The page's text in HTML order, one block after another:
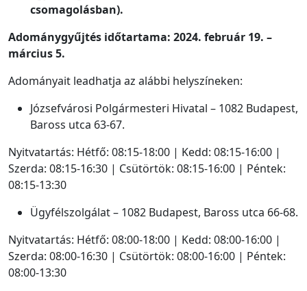
csomagolásban).
Adománygyűjtés időtartama: 2024. február 19. –
március 5.
Adományait leadhatja az alábbi helyszíneken:
Józsefvárosi Polgármesteri Hivatal – 1082 Budapest,
Baross utca 63-67.
Nyitvatartás: Hétfő: 08:15-18:00 | Kedd: 08:15-16:00 |
Szerda: 08:15-16:30 | Csütörtök: 08:15-16:00 | Péntek:
08:15-13:30
Ügyfélszolgálat – 1082 Budapest, Baross utca 66-68.
Nyitvatartás: Hétfő: 08:00-18:00 | Kedd: 08:00-16:00 |
Szerda: 08:00-16:30 | Csütörtök: 08:00-16:00 | Péntek:
08:00-13:30